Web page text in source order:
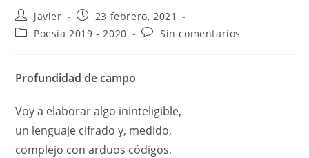
javier
23 febrero, 2021
Poesía 2019 - 2020
Sin comentarios
Profundidad de campo
Voy a elaborar algo ininteligible,
un lenguaje cifrado y, medido,
complejo con arduos códigos,